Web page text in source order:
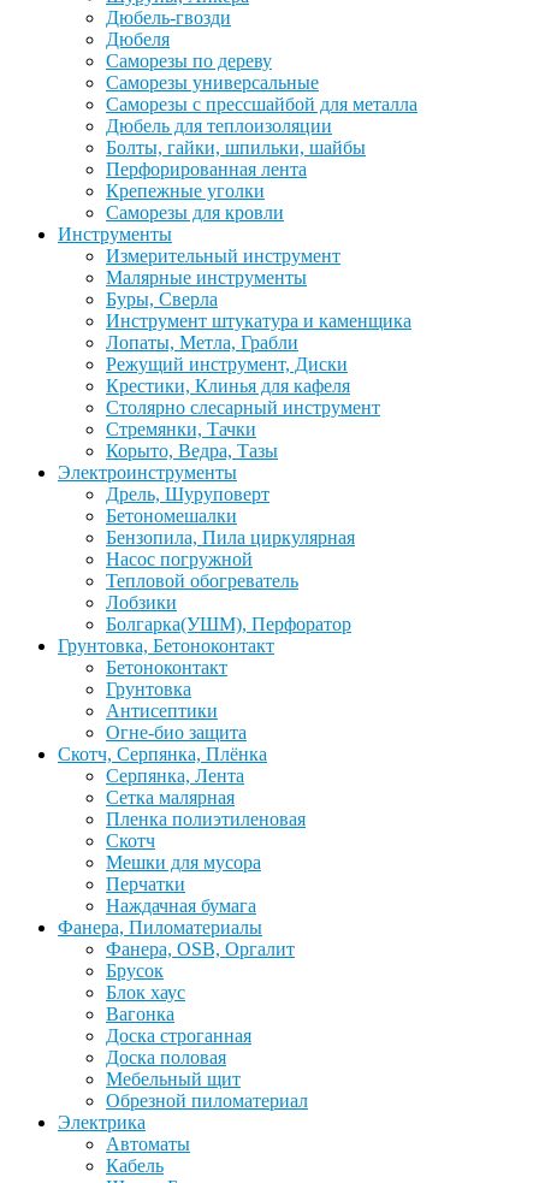
Дюбель-гвозди
Дюбеля
Саморезы по дереву
Саморезы универсальные
Саморезы с прессшайбой для металла
Дюбель для теплоизоляции
Болты, гайки, шпильки, шайбы
Перфорированная лента
Крепежные уголки
Саморезы для кровли
Инструменты
Измерительный инструмент
Малярные инструменты
Буры, Сверла
Инструмент штукатура и каменщика
Лопаты, Метла, Грабли
Режущий инструмент, Диски
Крестики, Клинья для кафеля
Столярно слесарный инструмент
Стремянки, Тачки
Корыто, Ведра, Тазы
Электроинструменты
Дрель, Шуруповерт
Бетономешалки
Бензопила, Пила циркулярная
Насос погружной
Тепловой обогреватель
Лобзики
Болгарка(УШМ), Перфоратор
Грунтовка, Бетоноконтакт
Бетоноконтакт
Грунтовка
Антисептики
Огне-био защита
Скотч, Серпянка, Плёнка
Серпянка, Лента
Сетка малярная
Пленка полиэтиленовая
Скотч
Мешки для мусора
Перчатки
Наждачная бумага
Фанера, Пиломатериалы
Фанера, OSB, Оргалит
Брусок
Блок хаус
Вагонка
Доска строганная
Доска половая
Мебельный щит
Обрезной пиломатериал
Электрика
Автоматы
Кабель